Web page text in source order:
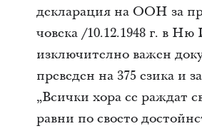
декларация на ООН за
човека /10.12.1948 г. в
изключително важен
преведен на 375 езика и
„Всички хора се раждат
равни по своето